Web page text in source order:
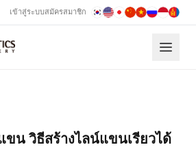
เข้าสู่ระบบสมัครสมาชิก
น วิธีสร้างไลน์แขนเรียวได้